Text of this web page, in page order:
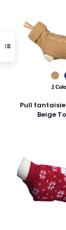
Pull
Beige